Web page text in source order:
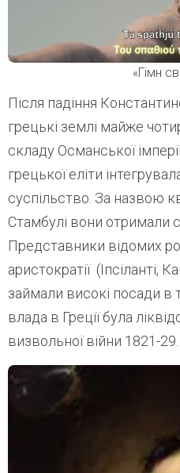
«Гімн
Після падіння
грецькі землі майже
складу Османської
грецької еліти
суспільство. За назвою
Стамбулі вони отримали
Представники відомих
аристократії (Іпсіланті,
займали високі посади в
влада в Греції була
визвольної війни 1821-29.